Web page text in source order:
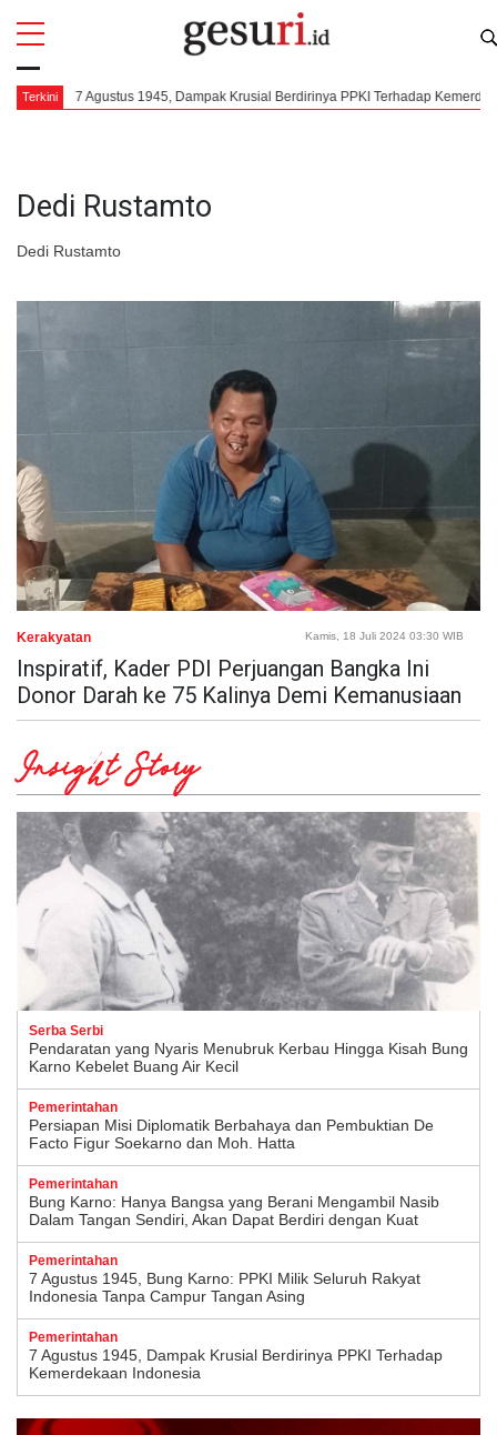
Terkini
7 Agustus 1945, Dampak Krusial Berdirinya PPKI Terhadap Kemerdekaan
Dedi Rustamto
Dedi Rustamto
All
Kerakyatan Kamis, 18 Juli 2024 03:30 WIB
Inspiratif, Kader PDI Perjuangan Bangka Ini
Donor Darah ke 75 Kalinya Demi Kemanusiaan
Insight Story
Serba Serbi
Pendaratan yang Nyaris Menubruk Kerbau Hingga Kisah Bung
Karno Kebelet Buang Air Kecil
Pemerintahan
Persiapan Misi Diplomatik Berbahaya dan Pembuktian De
Facto Figur Soekarno dan Moh. Hatta
Pemerintahan
Bung Karno: Hanya Bangsa yang Berani Mengambil Nasib
Dalam Tangan Sendiri, Akan Dapat Berdiri dengan Kuat
Pemerintahan
7 Agustus 1945, Bung Karno: PPKI Milik Seluruh Rakyat
Indonesia Tanpa Campur Tangan Asing
Pemerintahan
7 Agustus 1945, Dampak Krusial Berdirinya PPKI Terhadap
Kemerdekaan Indonesia